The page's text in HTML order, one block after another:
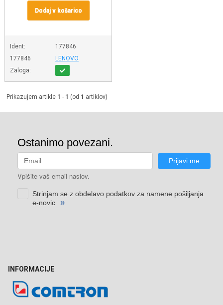
Dodaj v košarico
Ident:
177846
177846
LENOVO
Zaloga:
Prikazujem artikle 1 - 1 (od 1 artiklov)
INFORMACIJE